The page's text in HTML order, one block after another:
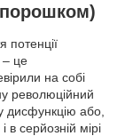
порошком)
потенції
– це
на собі
революційний
дисфункцію або,
серйозній мірі